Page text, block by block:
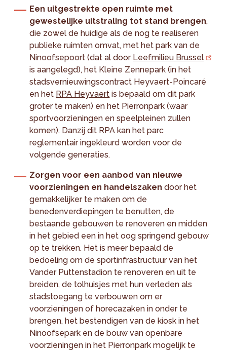
Een uitgestrekte open ruimte met
gewestelijke uitstraling tot stand brengen,
die zowel de huidige als de nog te realiseren
publieke ruimten omvat, met het park van de
Ninoofsepoort (dat al door Leefmilieu Brussel
is aangelegd), het Kleine Zennepark (in het
stadsvernieuwingscontract Heyvaert-Poincaré
en het RPA Heyvaert is bepaald om dit park
groter te maken) en het Pierronpark (waar
sportvoorzieningen en speelpleinen zullen
komen). Danzij dit RPA kan het parc
reglementair ingekleurd worden voor de
volgende generaties.
Zorgen voor een aanbod van nieuwe
voorzieningen en handelszaken door het
gemakkelijker te maken om de
benedenverdiepingen te benutten, de
bestaande gebouwen te renoveren en midden
in het gebied een in het oog springend gebouw
op te trekken. Het is meer bepaald de
bedoeling om de sportinfrastructuur van het
Vander Puttenstadion te renoveren en uit te
breiden, de tolhuisjes met hun verleden als
stadstoegang te verbouwen om er
voorzieningen of horecazaken in onder te
brengen, het bestendigen van de kiosk in het
Ninoofsepark en de bouw van openbare
voorzieningen in het Pierronpark mogelijk te